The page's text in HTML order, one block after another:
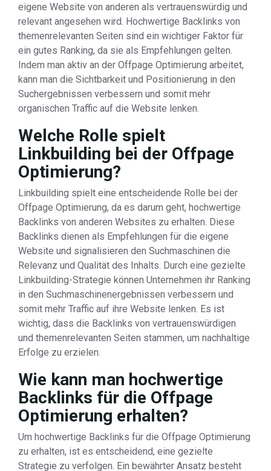
eigene Website von anderen als vertrauenswürdig und
relevant angesehen wird. Hochwertige Backlinks von
themenrelevanten Seiten sind ein wichtiger Faktor für
ein gutes Ranking, da sie als Empfehlungen gelten.
Indem man aktiv an der Offpage Optimierung arbeitet,
kann man die Sichtbarkeit und Positionierung in den
Suchergebnissen verbessern und somit mehr
organischen Traffic auf die Website lenken.
Welche Rolle spielt
Linkbuilding bei der Offpage
Optimierung?
Linkbuilding spielt eine entscheidende Rolle bei der
Offpage Optimierung, da es darum geht, hochwertige
Backlinks von anderen Websites zu erhalten. Diese
Backlinks dienen als Empfehlungen für die eigene
Website und signalisieren den Suchmaschinen die
Relevanz und Qualität des Inhalts. Durch eine gezielte
Linkbuilding-Strategie können Unternehmen ihr Ranking
in den Suchmaschinenergebnissen verbessern und
somit mehr Traffic auf ihre Website lenken. Es ist
wichtig, dass die Backlinks von vertrauenswürdigen
und themenrelevanten Seiten stammen, um nachhaltige
Erfolge zu erzielen.
Wie kann man hochwertige
Backlinks für die Offpage
Optimierung erhalten?
Um hochwertige Backlinks für die Offpage Optimierung
zu erhalten, ist es entscheidend, eine gezielte
Strategie zu verfolgen. Ein bewährter Ansatz besteht